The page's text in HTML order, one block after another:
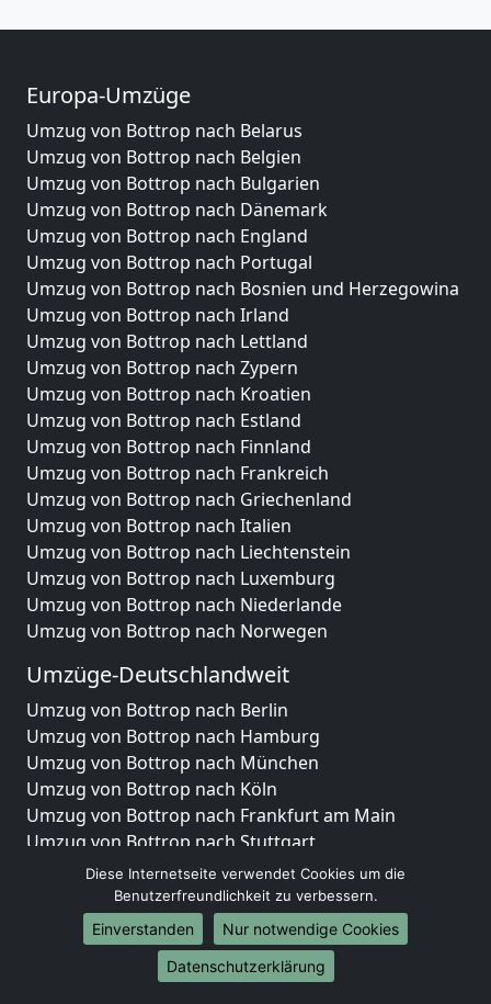
Europa-Umzüge
Umzug von Bottrop nach Belarus
Umzug von Bottrop nach Belgien
Umzug von Bottrop nach Bulgarien
Umzug von Bottrop nach Dänemark
Umzug von Bottrop nach England
Umzug von Bottrop nach Portugal
Umzug von Bottrop nach Bosnien und Herzegowina
Umzug von Bottrop nach Irland
Umzug von Bottrop nach Lettland
Umzug von Bottrop nach Zypern
Umzug von Bottrop nach Kroatien
Umzug von Bottrop nach Estland
Umzug von Bottrop nach Finnland
Umzug von Bottrop nach Frankreich
Umzug von Bottrop nach Griechenland
Umzug von Bottrop nach Italien
Umzug von Bottrop nach Liechtenstein
Umzug von Bottrop nach Luxemburg
Umzug von Bottrop nach Niederlande
Umzug von Bottrop nach Norwegen
Umzüge-Deutschlandweit
Umzug von Bottrop nach Berlin
Umzug von Bottrop nach Hamburg
Umzug von Bottrop nach München
Umzug von Bottrop nach Köln
Umzug von Bottrop nach Frankfurt am Main
Umzug von Bottrop nach Stuttgart
Umzug von Bottrop nach Düsseldorf
Umzug von Bottrop nach Leipzig
Umzug von Bottrop nach Dortmund
Umzug von Bottrop nach Essen
Umzug von Bottrop nach Bremen
Diese Internetseite verwendet Cookies um die
Benutzerfreundlichkeit zu verbessern.
Einverstanden
Nur notwendige Cookies
Datenschutzerklärung